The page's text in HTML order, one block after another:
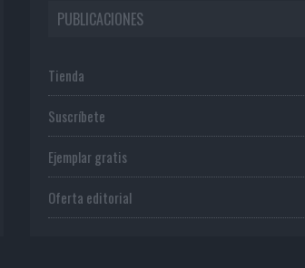
PUBLICACIONES
Tienda
Suscríbete
Ejemplar gratis
Oferta editorial